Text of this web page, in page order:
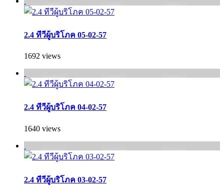
2.4 ทีวีผู้บริโภค 05-02-57
1692 views
2.4 ทีวีผู้บริโภค 04-02-57
1640 views
2.4 ทีวีผู้บริโภค 03-02-57